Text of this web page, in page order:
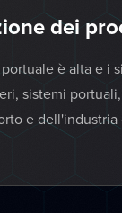
dei
è alta e i
sistemi
e